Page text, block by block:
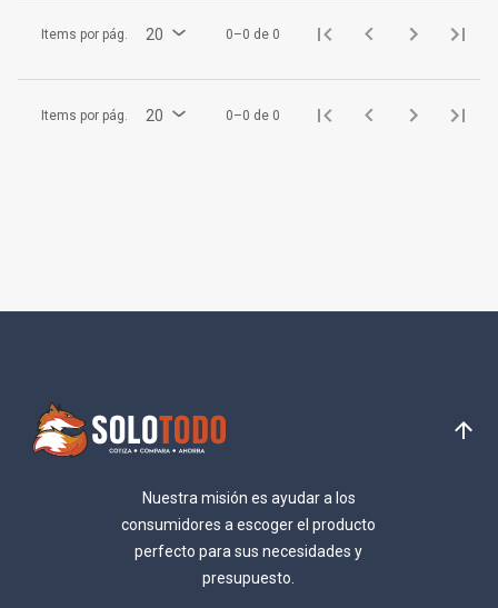
Items por pág. 20 0–0 de 0
Items por pág. 20 0–0 de 0
Nuestra misión es ayudar a los
consumidores a escoger el producto
perfecto para sus necesidades y
presupuesto.